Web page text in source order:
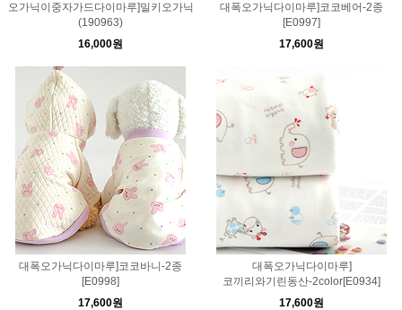
오가닉이중자가드다이마루]밀키오가닉
(190963)
16,000원
대폭오가닉다이마루]코코베어-2종
[E0997]
17,600원
대폭오가닉다이마루]코코바니-2종
[E0998]
17,600원
대폭오가닉다이마루]
코끼리와기린동산-2color[E0934]
17,600원